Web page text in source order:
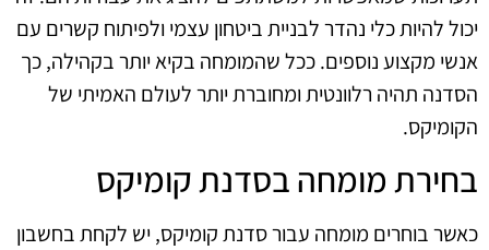
יכול להיות כלי נהדר לבניית ביטחון עצמי ולפיתוח קשרים עם
אנשי מקצוע נוספים. ככל שהמומחה בקיא יותר בקהילה, כך
הסדנה תהיה רלוונטית ומחוברת יותר לעולם האמיתי של
הקומיקס.
בחירת מומחה בסדנת קומיקס
כאשר בוחרים מומחה עבור סדנת קומיקס, יש לקחת בחשבון